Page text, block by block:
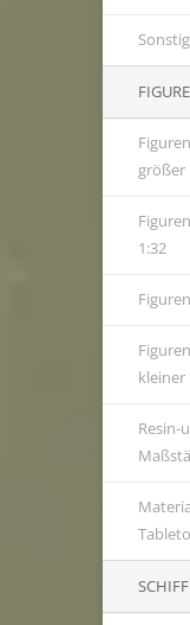
größer
1:32
kleiner
Resin-